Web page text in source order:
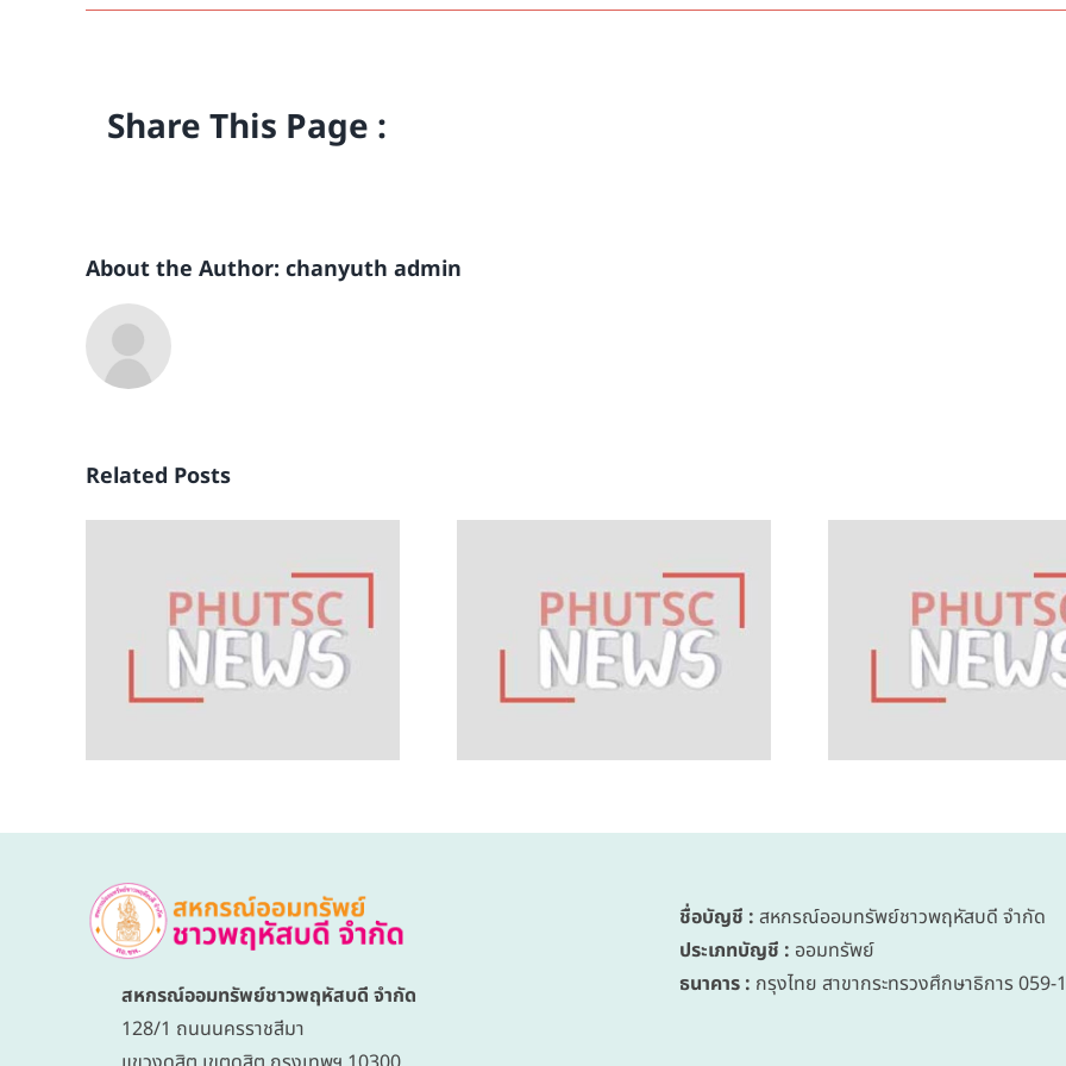
Share This Page :
About the Author: chanyuth admin
Related Posts
ทรัพย์ชาว
พฤหัสบดี จำกัด
ชุดที่ 51 ฉบับที่
มิถุนายน 2569
ทรัพย์ชาว
พฤหัสบดี จำกัด
ชุดที่ 51 ฉบับที่
พฤษภาคม 2569
ทรัพย์
พฤหัสบดี
ชุดที่ 51
เมษาย
สหกรณ์ออมทรัพย์ชาวพฤหัสบดี จำกัด
128/1 ถนนนครราชสีมา
ชื่อบัญชี : สหกรณ์ออมทรัพย์ชาวพฤหัสบดี จำกัด
ประเภทบัญชี : ออมทรัพย์
ธนาคาร : กรุงไทย สาขากระทรวงศึกษาธิการ